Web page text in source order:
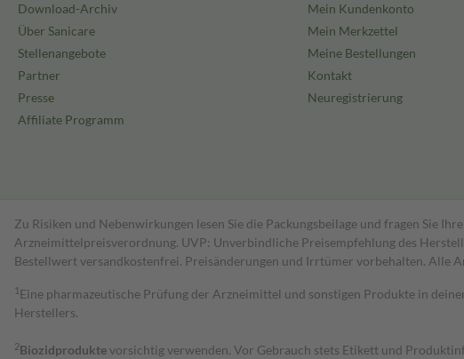
Download-Archiv
Über Sanicare
Stellenangebote
Partner
Presse
Affiliate Programm
Mein Kundenkonto
Mein Merkzettel
Meine Bestellungen
Kontakt
Neuregistrierung
Zu Risiken und Nebenwirkungen lesen Sie die Packungsbeilage und fragen Sie
Arzneimittelpreisverordnung. UVP: Unverbindliche Preisempfehlung des
Bestell­wert versand­kosten­frei. Preisänderungen und Irrtümer vorbehalten. Alle
1 Eine pharmazeutische Prüfung der Arzneimittel und sonstigen Produkte in
Herstellers.
2Biozidproduktevorsichtig verwenden. Vor Gebrauch stets Etikett und